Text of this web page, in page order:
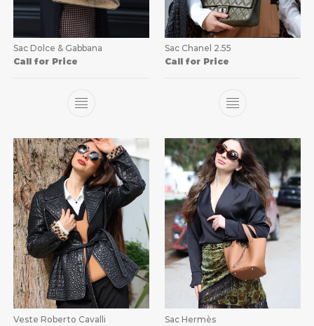
Sac Dolce & Gabbana
Call for Price
Sac Chanel 2.55
Call for Price
Veste Roberto Cavalli
Sac Hermès